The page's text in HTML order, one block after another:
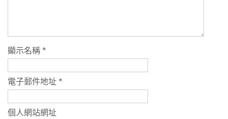
顯示名稱 *
電子郵件地址 *
個人網站網址